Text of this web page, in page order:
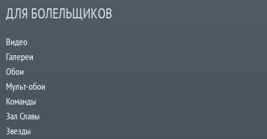
ДЛЯ БОЛЕЛЬЩИКОВ
Видео
Галереи
Обои
Мульт-обои
Команды
Зал Славы
Звезды